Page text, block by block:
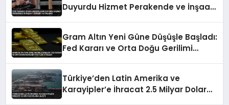
Duyurdu Hizmet Perakende ve İnşaat
Gram Altın Yeni Güne Düşüşle Başladı:
Fed Kararı ve Orta Doğu Gerilimi
Türkiye’den Latin Amerika ve
Karayipler’e İhracat 2.5 Milyar Dolara